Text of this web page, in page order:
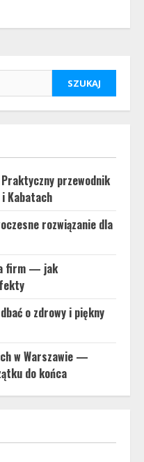
przewodnik
Kabatach
rozwiązanie dla
firm — jak
o zdrowy i piękny
w Warszawie —
do końca